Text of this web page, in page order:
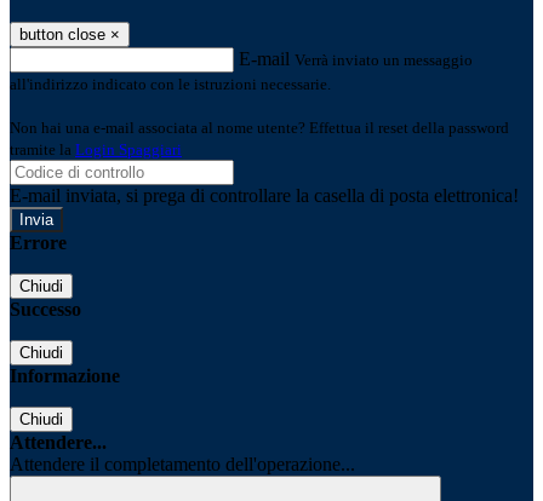
button close ×
E-mail Verrà inviato un messaggio
all'indirizzo indicato con le istruzioni necessarie.
Non hai una e-mail associata al nome utente? Effettua il reset della password
tramite la Login Spaggiari
E-mail inviata, si prega di controllare la casella di posta elettronica!
Errore
Chiudi
Successo
Chiudi
Informazione
Chiudi
Attendere...
Attendere il completamento dell'operazione...